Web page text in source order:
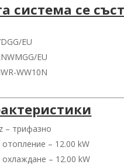
система се
EU
EU
WW10N
– трифазно
– 12.00 kW
– 12.00 kW